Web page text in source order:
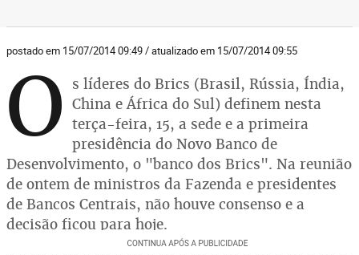
postado em 15/07/2014 09:49 / atualizado em 15/07/2014 09:55
O
s líderes do Brics (Brasil, Rússia, Índia,
China e África do Sul) definem nesta
terça-feira, 15, a sede e a primeira
presidência do Novo Banco de
Desenvolvimento, o "banco dos Brics". Na reunião
de ontem de ministros da Fazenda e presidentes
de Bancos Centrais, não houve consenso e a
decisão ficou para hoje.